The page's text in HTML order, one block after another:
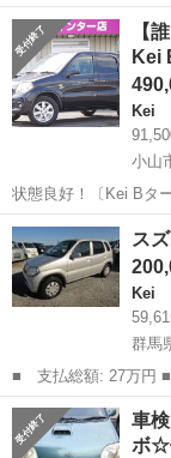
をしたばかりですが
す。
栃木 宇都宮市
【
Kei
小山
状態良好！〔Kei Bタ
合せ！24時間・見積
★ https://line.me/R/ti/
栃木 小山市
ス
Kei
群馬
■ 支払総額: 27万円 ■ 車両本体価格： 200,000 円 ■ メーカー
名： スズキ ■ 車
量： 660cc ■ ドア
群馬 伊勢崎市
車
ボ☆